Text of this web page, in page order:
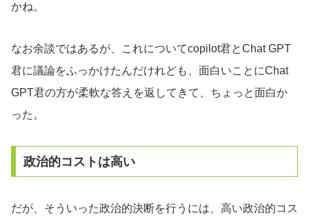
かね。
なお余談ではあるが、これについてcopilot君とChat GPT
君に議論をふっかけたんだけれども、面白いことにChat
GPT君の方が柔軟な答えを返してきて、ちょっと面白か
った。
政治的コストは高い
だが、そういった政治的決断を行うには、高い政治的コス